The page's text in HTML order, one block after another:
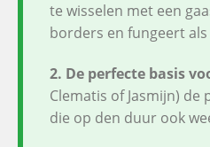
te wisselen met een
borders en fungeert
2. De perfecte basis
Clematis of Jasmijn)
die op den duur ook